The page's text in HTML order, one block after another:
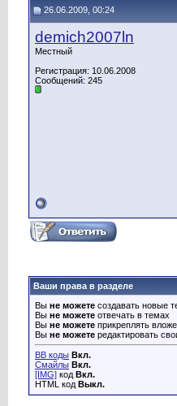
26.06.2009, 00:24
demich2007ln
Местный
Регистрация: 10.06.2008
Сообщений: 245
Ваши права в разделе
Вы не можете создавать новые
Вы не можете отвечать в темах
Вы не можете прикреплять
Вы не можете редактировать
BB коды Вкл.
Смайлы Вкл.
[IMG] код Вкл.
HTML код Выкл.